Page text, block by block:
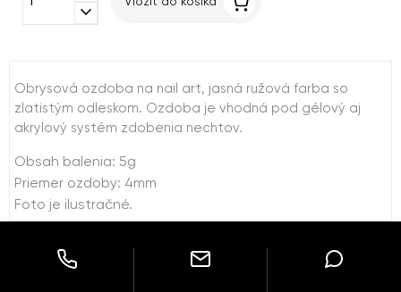
expand_more
Obrysová ozdoba na nail art, jasná ružová farba so
zlatistým odleskom. Ozdoba je vhodná pod gélový aj
akrylový systém zdobenia nechtov.
Obsah balenia: 5g
Priemer ozdoby: 4mm
Foto je ilustračné.